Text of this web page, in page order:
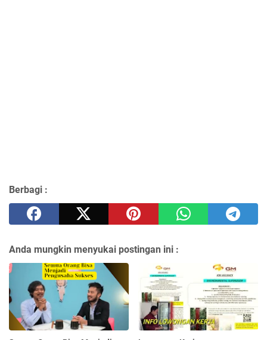
Berbagi :
Anda mungkin menyukai postingan ini :